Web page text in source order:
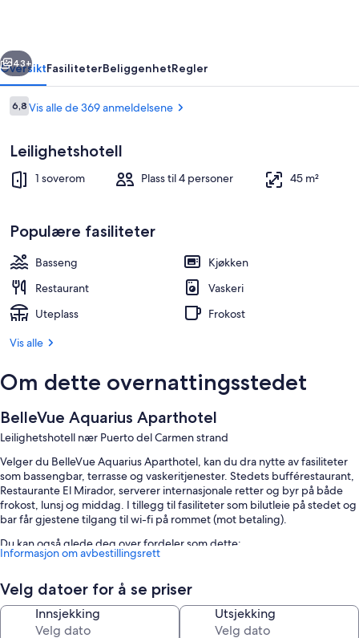
Neste
43+
OversiktFasiliteterBeliggenhetRegler
Anmeldelser
6,86,8 av 10 –
Vis alle de 369 anmeldelsene
Leilighetshotell
1 soverom Plass til 4 personer 45 m²
Populære fasiliteter
Basseng
Kjøkken
Restaurant
Vaskeri
Uteplass
Frokost
Vis alle
Om dette overnattingsstedet
BelleVue Aquarius Aparthotel
Leilighetshotell nær Puerto del Carmen strand
Velger du BelleVue Aquarius Aparthotel, kan du dra nytte av fasiliteter
som bassengbar, terrasse og vaskeritjenester. Stedets bufférestaurant,
Restaurante El Mirador, serverer internasjonale retter og byr på både
frokost, lunsj og middag. I tillegg til fasiliteter som bilutleie på stedet og
bar får gjestene tilgang til wi-fi på rommet (mot betaling).
Du kan også glede deg over fordeler som dette:
Frokostbuffé (mot betaling), minibank/banktjenester og røykfritt
område
Døgnåpen resepsjon, tur-/billettassistanse og safe i resepsjonen
Informasjon om avbestillingsrett
Velg datoer for å se priser
Innsjekking Utsjekking